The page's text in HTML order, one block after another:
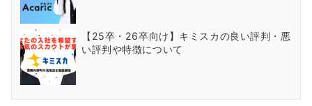
【25卒・26卒向け】キミスカの良い評判・悪
い評判や特徴について